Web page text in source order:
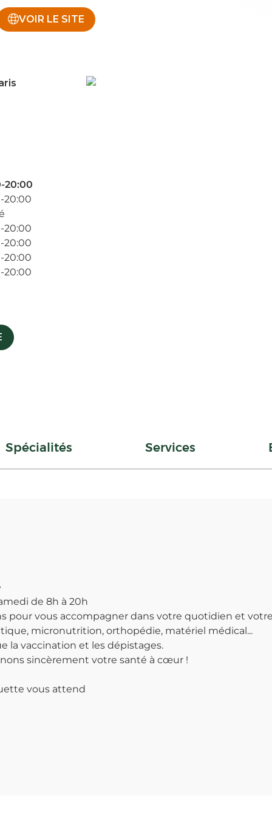
VOIR LE SITE
20:00
20:00
20:00
20:00
20:00
20:00
Spécialités Services
de 8h à 20h
pour vous accompagner dans votre quotidien et
micronutrition, orthopédie, matériel médical...
la vaccination et les dépistages.
sincèrement votre santé à cœur !
vous attend